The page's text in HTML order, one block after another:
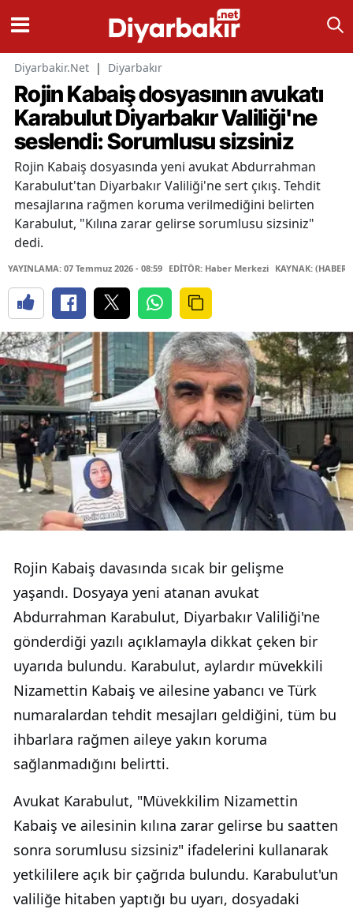
Diyarbakir.Net | Diyarbakır
Rojin Kabaiş dosyasının avukatı
Karabulut Diyarbakır Valiliği'ne
seslendi: Sorumlusu sizsiniz
Rojin Kabaiş dosyasında yeni avukat Abdurrahman
Karabulut'tan Diyarbakır Valiliği'ne sert çıkış. Tehdit
mesajlarına rağmen koruma verilmediğini belirten
Karabulut, "Kılına zarar gelirse sorumlusu sizsiniz"
dedi.
YAYINLAMA: 07 Temmuz 2026 - 08:59 EDİTÖR: Haber Merkezi KAYNAK: (HABER
Rojin Kabaiş davasında sıcak bir gelişme
yaşandı. Dosyaya yeni atanan avukat
Abdurrahman Karabulut, Diyarbakır Valiliği'ne
gönderdiği yazılı açıklamayla dikkat çeken bir
uyarıda bulundu. Karabulut, aylardır müvekkili
Nizamettin Kabaiş ve ailesine yabancı ve Türk
numaralardan tehdit mesajları geldiğini, tüm bu
ihbarlara rağmen aileye yakın koruma
sağlanmadığını belirtti.
Avukat Karabulut, "Müvekkilim Nizamettin
Kabaiş ve ailesinin kılına zarar gelirse bu saatten
sonra sorumlusu sizsiniz" ifadelerini kullanarak
yetkililere açık bir çağrıda bulundu. Karabulut'un
valiliğe hitaben yaptığı bu uyarı, dosyadaki